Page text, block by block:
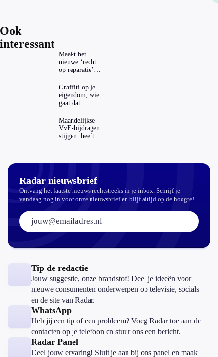
Ook
interessant
Maakt het
nieuwe ‘recht
op reparatie’
echt
aantrekkelijker?
Graffiti op je
eigendom, wie
gaat dat
Maandelijkse
VvE-bijdragen
stijgen: heeft
Radar nieuwsbrief
Ontvang het laatste nieuws rechtstreeks in je inbox. Schrijf je
vandaag nog in voor onze nieuwsbrief en blijf altijd op de hoogte!
E-mailadres:
Tip de redactie
Jouw suggestie, onze brandstof! Deel je ideeën voor
nieuwe consumenten onderwerpen op televisie, socials
en de site van Radar.
WhatsApp
Heb jij een tip of een probleem? Voeg Radar toe aan de
contacten op je telefoon en stuur ons een bericht.
Radar Panel
Deel jouw ervaring! Sluit je aan bij ons panel en maak